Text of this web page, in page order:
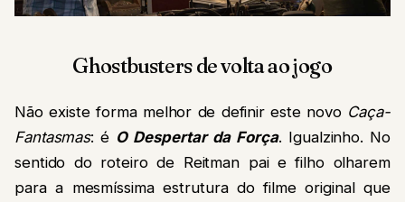
Ghostbusters de volta ao jogo
Não existe forma melhor de definir este novo Caça-
Fantasmas: é O Despertar da Força. Igualzinho. No
sentido do roteiro de Reitman pai e filho olharem
para a mesmíssima estrutura do filme original que